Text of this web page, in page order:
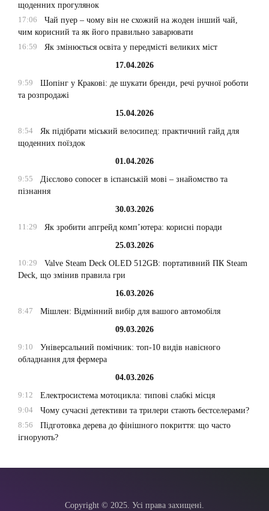
щоденних прогулянок
17:06
Чай пуер – чому він не схожий на жоден інший чай,
чим корисний та як його правильно заварювати
16:59
Як змінюється освіта у передмісті великих міст
17.04.2026
9:59
Шопінг у Кракові: де шукати бренди, речі ручної роботи
та розпродажі
15.04.2026
8:54
Як підібрати міський велосипед: практичний гайд для
щоденних поїздок
01.04.2026
9:55
Дієслово conocer в іспанській мові – знайомство та
пізнання
30.03.2026
11:29
Як зробити апгрейд комп’ютера: корисні поради
25.03.2026
10:29
Valve Steam Deck OLED 512GB: портативний ПК Steam
Deck, що змінив правила гри
16.03.2026
8:47
Мішлен: Відмінний вибір для вашого автомобіля
09.03.2026
9:10
Універсальний помічник: топ-10 видів навісного
обладнання для фермера
04.03.2026
9:12
Електросистема мотоцикла: типові слабкі місця
9:04
Чому сучасні детективи та трилери стають бестселерами?
8:56
Підготовка дерева до фінішного покриття: що часто
ігнорують?
Copyright © 2025. Усі права захищені.